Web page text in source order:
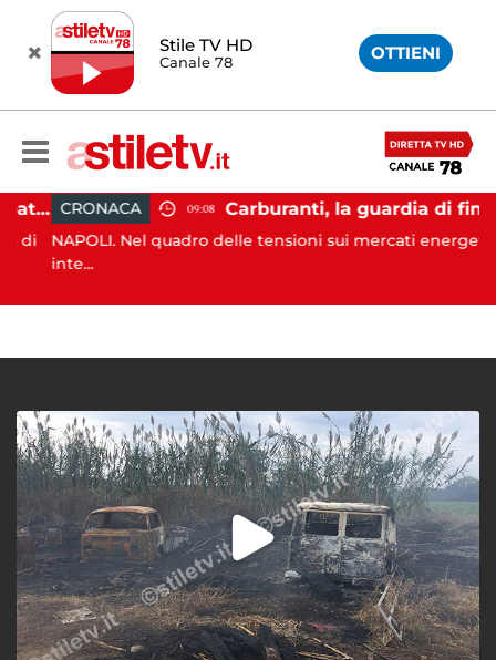
Stile TV HD
Canale 78 OTTIENI
Napoli, operazione Alto Impatto: trovate 252 dosi di droga CRONACA 09:08 Carburanti, la guardia di finanza rafforza i controlli: sequestri e denunce anche a Napoli
NAPOLI. Nel quadro delle tensioni sui mercati energetici
inte...